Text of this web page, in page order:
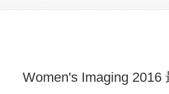
Women's Imaging 2016